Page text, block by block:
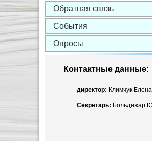
Обратная связь
События
Опросы
Контактные данные:
директор: Климчук
Секретарь: Больдижар